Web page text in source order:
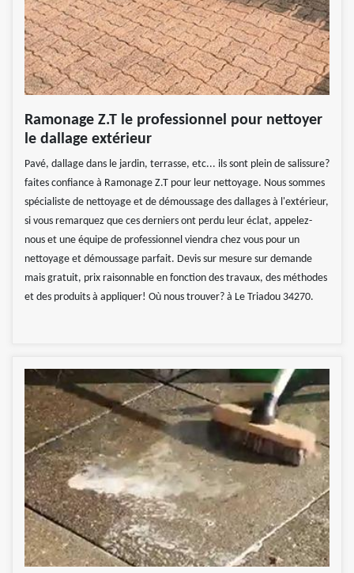
Ramonage Z.T le professionnel pour nettoyer
le dallage extérieur
Pavé, dallage dans le jardin, terrasse, etc... ils sont plein de salissure?
faites confiance à Ramonage Z.T pour leur nettoyage. Nous sommes
spécialiste de nettoyage et de démoussage des dallages à l'extérieur,
si vous remarquez que ces derniers ont perdu leur éclat, appelez-
nous et une équipe de professionnel viendra chez vous pour un
nettoyage et démoussage parfait. Devis sur mesure sur demande
mais gratuit, prix raisonnable en fonction des travaux, des méthodes
et des produits à appliquer! Où nous trouver? à Le Triadou 34270.